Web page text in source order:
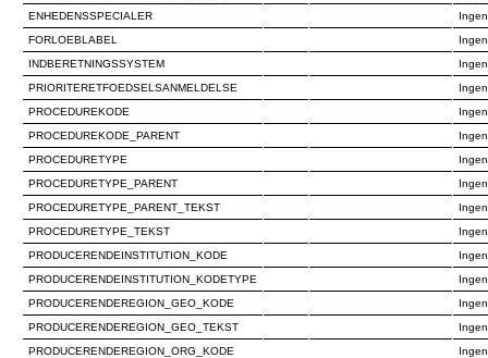
ENHEDENSSPECIALER
FORLOEBLABEL
INDBERETNINGSSYSTEM
PRIORITERETFOEDSELSANMELDELSE
PROCEDUREKODE
PROCEDUREKODE_PARENT
PROCEDURETYPE
PROCEDURETYPE_PARENT
PROCEDURETYPE_PARENT_TEKST
PROCEDURETYPE_TEKST
PRODUCERENDEINSTITUTION_KODE
PRODUCERENDEINSTITUTION_KODETYPE
PRODUCERENDEREGION_GEO_KODE
PRODUCERENDEREGION_GEO_TEKST
PRODUCERENDEREGION_ORG_KODE